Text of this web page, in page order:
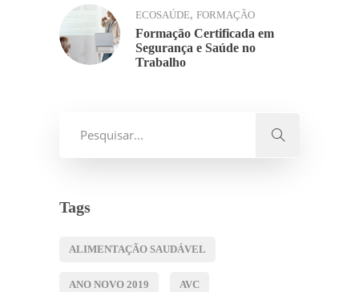
ECOSAÚDE, FORMAÇÃO
Formação Certificada em
Segurança e Saúde no
Trabalho
Tags
ALIMENTAÇÃO SAUDÁVEL
ANO NOVO 2019 AVC